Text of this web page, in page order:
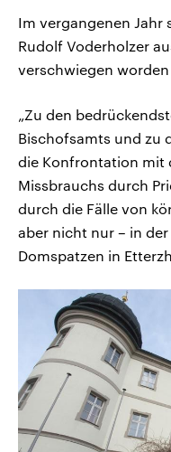
Im vergangenen Jahr
Rudolf Voderholzer
verschwiegen
„Zu den
Bischofsamts und zu
die Konfrontation mit
Missbrauchs durch
durch die Fälle von
aber nicht nur – in
Domspatzen in